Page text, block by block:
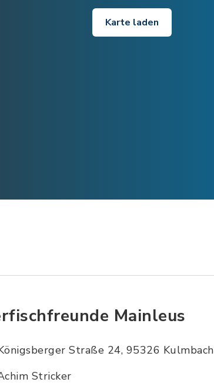
Karte laden
Mainleus
Straße 24, 95326 Kulmbach
Stricker